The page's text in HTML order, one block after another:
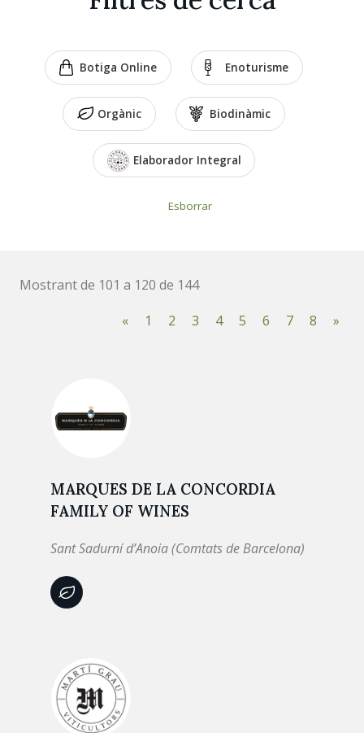
Botiga Online Enoturisme
Orgànic Biodinàmic
Elaborador Integral
Esborrar
Mostrant de 101 a 120 de 144
«
1 2 3 4 5 6 7 8 »
MARQUES DE LA CONCORDIA
FAMILY OF WINES
Sant Sadurní d’Anoia (Comtats de Barcelona)